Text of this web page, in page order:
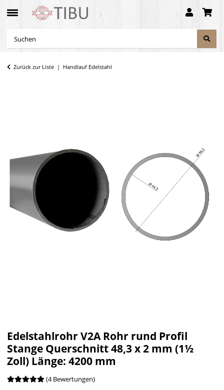
Zurück zur Liste Handlauf Edelstahl
Edelstahlrohr V2A Rohr rund Profil
Stange Querschnitt 48,3 x 2 mm (1½
Zoll) Länge: 4200 mm
(4 Bewertungen)